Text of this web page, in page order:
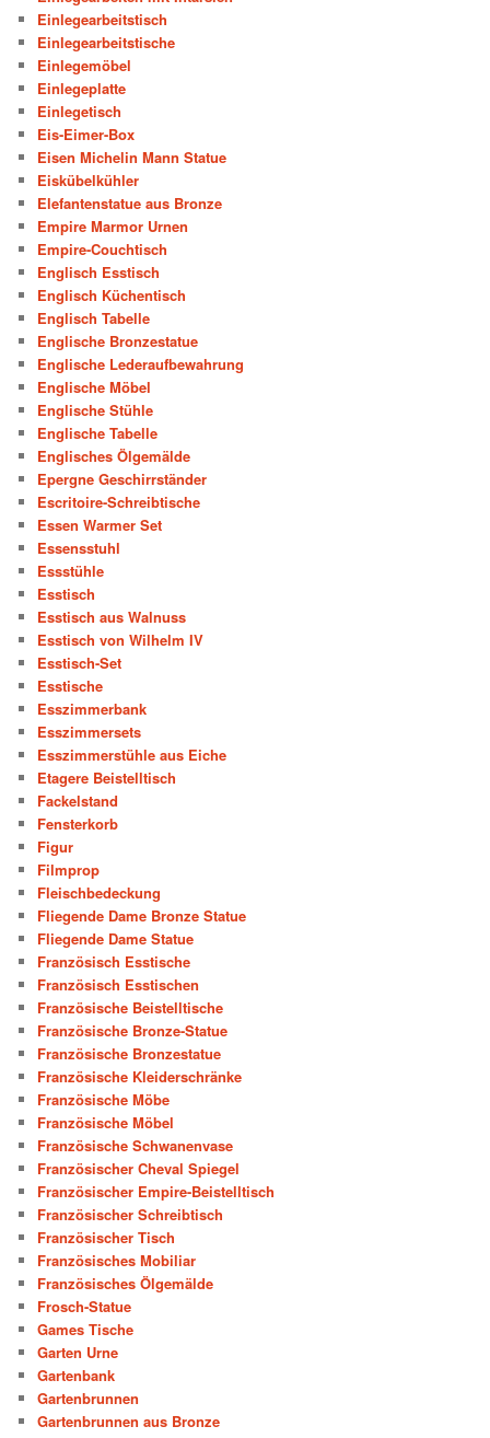
Einlegearbeitstisch
Einlegearbeitstische
Einlegemöbel
Einlegeplatte
Einlegetisch
Eis-Eimer-Box
Eisen Michelin Mann Statue
Eiskübelkühler
Elefantenstatue aus Bronze
Empire Marmor Urnen
Empire-Couchtisch
Englisch Esstisch
Englisch Küchentisch
Englisch Tabelle
Englische Bronzestatue
Englische Lederaufbewahrung
Englische Möbel
Englische Stühle
Englische Tabelle
Englisches Ölgemälde
Epergne Geschirrständer
Escritoire-Schreibtische
Essen Warmer Set
Essensstuhl
Essstühle
Esstisch
Esstisch aus Walnuss
Esstisch von Wilhelm IV
Esstisch-Set
Esstische
Esszimmerbank
Esszimmersets
Esszimmerstühle aus Eiche
Etagere Beistelltisch
Fackelstand
Fensterkorb
Figur
Filmprop
Fleischbedeckung
Fliegende Dame Bronze Statue
Fliegende Dame Statue
Französisch Esstische
Französisch Esstischen
Französische Beistelltische
Französische Bronze-Statue
Französische Bronzestatue
Französische Kleiderschränke
Französische Möbe
Französische Möbel
Französische Schwanenvase
Französischer Cheval Spiegel
Französischer Empire-Beistelltisch
Französischer Schreibtisch
Französischer Tisch
Französisches Mobiliar
Französisches Ölgemälde
Frosch-Statue
Games Tische
Garten Urne
Gartenbank
Gartenbrunnen
Gartenbrunnen aus Bronze